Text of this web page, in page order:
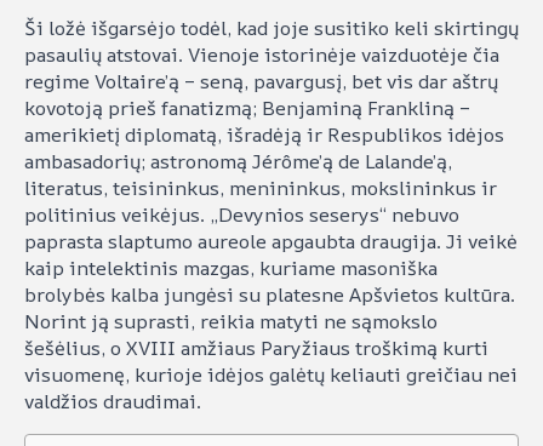
Ši ložė išgarsėjo todėl, kad joje susitiko keli skirtingų
pasaulių atstovai. Vienoje istorinėje vaizduotėje čia
regime Voltaire’ą – seną, pavargusį, bet vis dar aštrų
kovotoją prieš fanatizmą; Benjaminą Frankliną –
amerikietį diplomatą, išradėją ir Respublikos idėjos
ambasadorių; astronomą Jérôme’ą de Lalande’ą,
literatus, teisininkus, menininkus, mokslininkus ir
politinius veikėjus. „Devynios seserys“ nebuvo
paprasta slaptumo aureole apgaubta draugija. Ji veikė
kaip intelektinis mazgas, kuriame masoniška
brolybės kalba jungėsi su platesne Apšvietos kultūra.
Norint ją suprasti, reikia matyti ne sąmokslo
šešėlius, o XVIII amžiaus Paryžiaus troškimą kurti
visuomenę, kurioje idėjos galėtų keliauti greičiau nei
valdžios draudimai.